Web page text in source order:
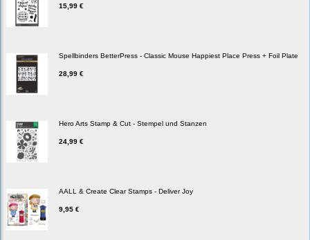
15,99 €
Spellbinders BetterPress - Classic Mouse Happiest Place Press + Foil Plate
28,99 €
Hero Arts Stamp & Cut - Stempel und Stanzen
24,99 €
AALL & Create Clear Stamps - Deliver Joy
9,95 €